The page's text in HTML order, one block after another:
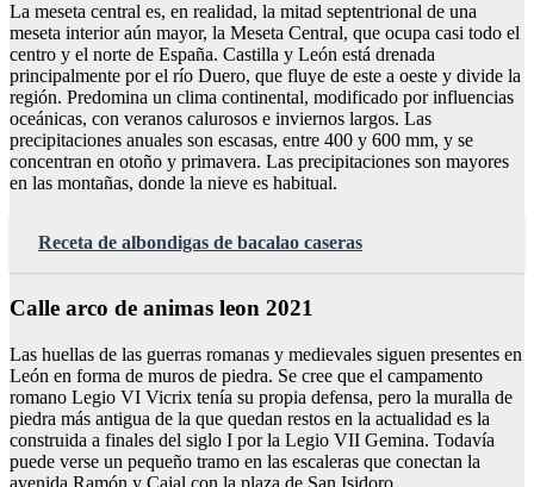
La meseta central es, en realidad, la mitad septentrional de una
meseta interior aún mayor, la Meseta Central, que ocupa casi todo el
centro y el norte de España. Castilla y León está drenada
principalmente por el río Duero, que fluye de este a oeste y divide la
región. Predomina un clima continental, modificado por influencias
oceánicas, con veranos calurosos e inviernos largos. Las
precipitaciones anuales son escasas, entre 400 y 600 mm, y se
concentran en otoño y primavera. Las precipitaciones son mayores
en las montañas, donde la nieve es habitual.
Receta de albondigas de bacalao caseras
Calle arco de animas leon 2021
Las huellas de las guerras romanas y medievales siguen presentes en
León en forma de muros de piedra. Se cree que el campamento
romano Legio VI Vicrix tenía su propia defensa, pero la muralla de
piedra más antigua de la que quedan restos en la actualidad es la
construida a finales del siglo I por la Legio VII Gemina. Todavía
puede verse un pequeño tramo en las escaleras que conectan la
avenida Ramón y Cajal con la plaza de San Isidoro.